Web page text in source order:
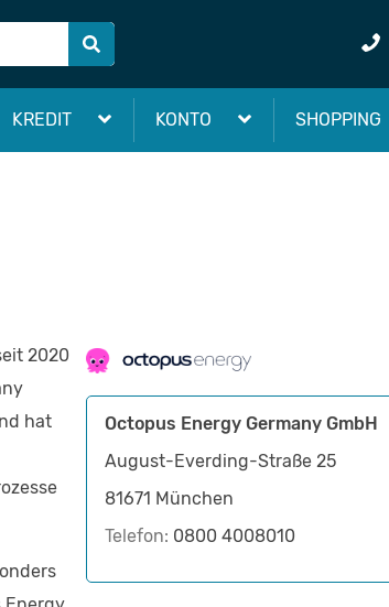
KREDIT KONTO SHOPPING
Octopus Energy Germany GmbH
August-Everding-Straße 25
81671 München
Telefon: 0800 4008010
2020
hat